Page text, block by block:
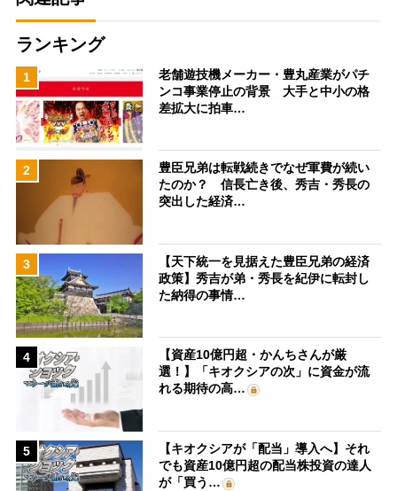
ランキング
1
老舗遊技機メーカー・豊丸産業がパチ
ンコ事業停止の背景 大手と中小の格
差拡大に拍車…
2
豊臣兄弟は転戦続きでなぜ軍費が続い
たのか？ 信長亡き後、秀吉・秀長の
突出した経済…
3
【天下統一を見据えた豊臣兄弟の経済
政策】秀吉が弟・秀長を紀伊に転封し
た納得の事情…
4
【資産10億円超・かんちさんが厳
選！】「キオクシアの次」に資金が流
れる期待の高…
5
【キオクシアが「配当」導入へ】それ
でも資産10億円超の配当株投資の達人
が「買う…